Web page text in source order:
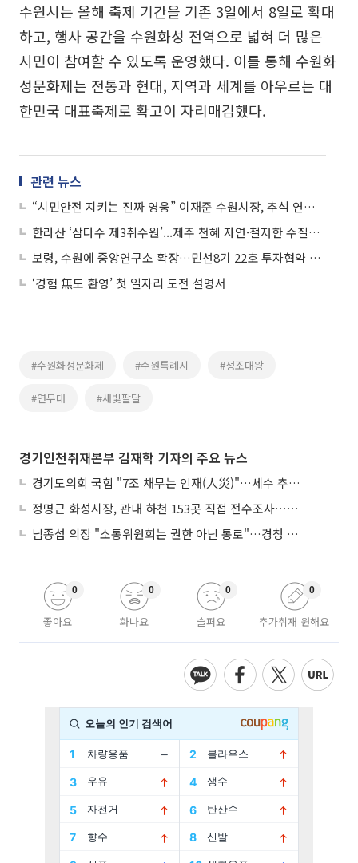
수원시는 올해 축제 기간을 기존 3일에서 8일로 확대
하고, 행사 공간을 수원화성 전역으로 넓혀 더 많은
시민이 참여할 수 있도록 운영했다. 이를 통해 수원화
성문화제는 전통과 현대, 지역과 세계를 아우르는 대
한민국 대표축제로 확고이 자리매김했다.
관련 뉴스
“시민안전 지키는 진짜 영웅” 이재준 수원시장, 추석 연휴 근무자 격려
한라산 ‘삼다수 제3취수원’...제주 천혜 자연·철저한 수질관리의 집결체
보령, 수원에 중앙연구소 확장…민선8기 22호 투자협약 체결
‘경험 無도 환영’ 첫 일자리 도전 설명서
#수원화성문화제 #수원특례시 #정조대왕
#연무대 #새빛팔달
경기인천취재본부 김재학 기자의 주요 뉴스
경기도의회 국힘 "7조 채무는 인재(人災)"…세수 추계 조작 의혹 제기
정명근 화성시장, 관내 하천 153곳 직접 전수조사…불법시설 정비
남종섭 의장 "소통위원회는 권한 아닌 통로"…경청 의회 만든다
좋아요
0
화나요
0
슬퍼요
0
추가취재 원해요
0